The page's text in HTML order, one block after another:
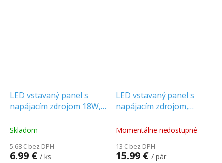
LED vstavaný panel s
napájacím zdrojom 18W,
Skladom
5.68 € bez DPH
6.99 € / ks
LED vstavaný panel s
napájacím zdrojom,
PACK!
Momentálne nedostupné
13 € bez DPH
15.99 € / pár